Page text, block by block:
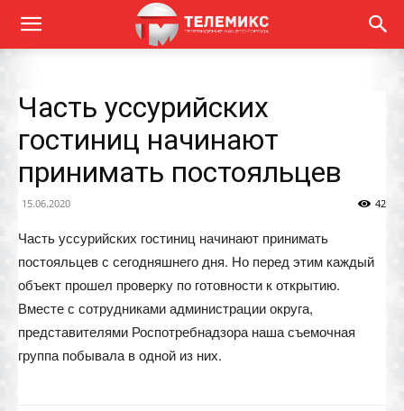
Часть уссурийских
гостиниц начинают
принимать постояльцев
15.06.2020 42
Часть уссурийских гостиниц начинают принимать
постояльцев с сегодняшнего дня. Но перед этим каждый
объект прошел проверку по готовности к открытию.
Вместе с сотрудниками администрации округа,
представителями Роспотребнадзора наша съемочная
группа побывала в одной из них.